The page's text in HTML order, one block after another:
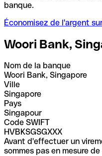
banque.
Économisez de l'argent
Woori Bank,
Nom de la banque
Woori Bank, Singapore
Ville
Singapore
Pays
Singapour
Code SWIFT
HVBKSGSGXXX
Avant d'effectuer un
sommes pas en mesure